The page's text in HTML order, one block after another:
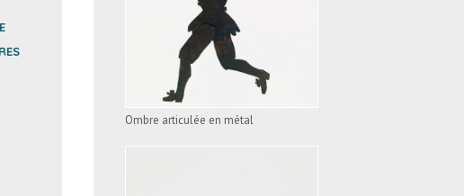
OMBRE ARTICULÉE EN
VOIR L'APPAREIL
Ombre articulée en métal